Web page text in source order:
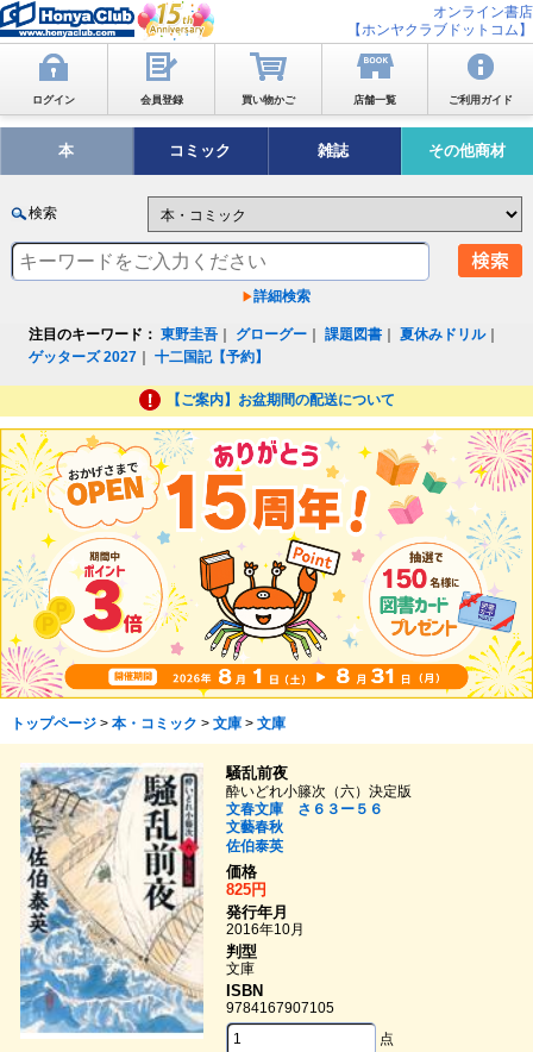
オンライン書店
【ホンヤクラブドットコム】
ログイン 会員登録 買い物かご 店舗一覧 ご利用ガイド
本 コミック 雑誌 その他商材
検索
詳細検索
注目のキーワード： 東野圭吾 グローグー ｜課題図書 ｜夏休みドリル｜
ゲッターズ 2027 ｜十二国記【予約】
【ご案内】お盆期間の配送について
トップページ> 本・コミック > 文庫> 文庫
騒乱前夜
酔いどれ小籐次（六）決定版
文春文庫 さ６３ー５６
文藝春秋
佐伯泰英
価格
825円
発行年月
2016年10月
判型
文庫
ISBN
9784167907105
点